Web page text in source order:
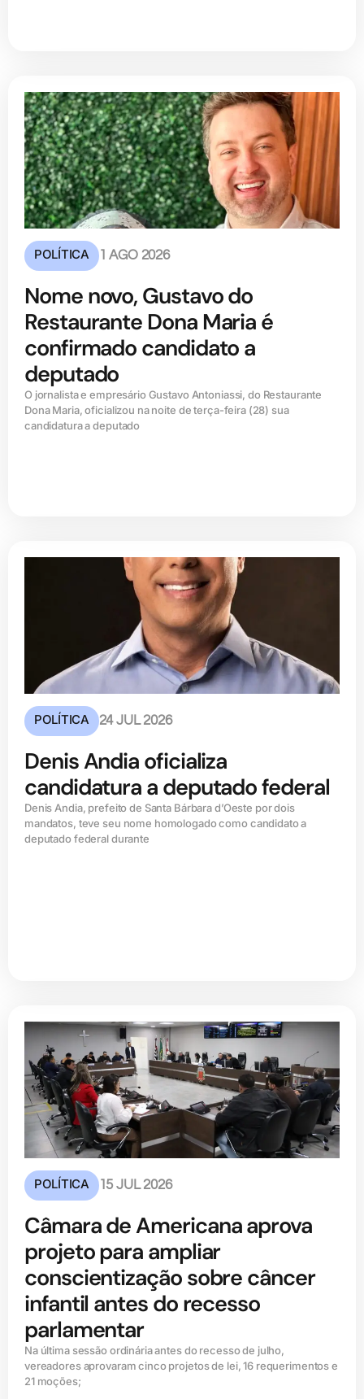
POLÍTICA 1 AGO 2026
Nome novo, Gustavo do
Restaurante Dona Maria é
confirmado candidato a
deputado
O jornalista e empresário Gustavo Antoniassi, do Restaurante
Dona Maria, oficializou na noite de terça-feira (28) sua
candidatura a deputado
POLÍTICA 24 JUL 2026
Denis Andia oficializa
candidatura a deputado federal
Denis Andia, prefeito de Santa Bárbara d’Oeste por dois
mandatos, teve seu nome homologado como candidato a
deputado federal durante
POLÍTICA 15 JUL 2026
Câmara de Americana aprova
projeto para ampliar
conscientização sobre câncer
infantil antes do recesso
parlamentar
Na última sessão ordinária antes do recesso de julho,
vereadores aprovaram cinco projetos de lei, 16 requerimentos e
21 moções;